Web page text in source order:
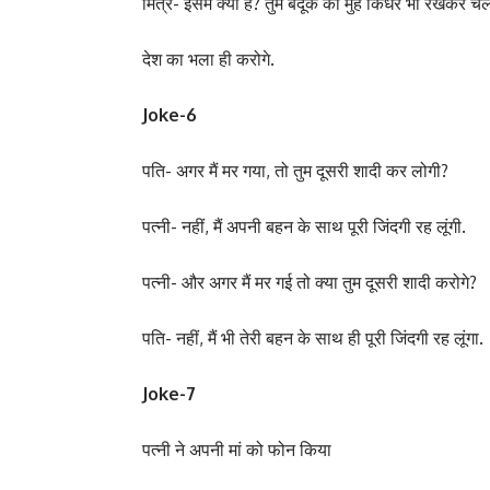
देश का भला ही करोगे.
Joke-6
पति- अगर मैं मर गया, तो तुम दूसरी शादी कर लोगी?
पत्नी- नहीं, मैं अपनी बहन के साथ पूरी जिंदगी रह लूंगी.
पत्नी- और अगर मैं मर गई तो क्या तुम दूसरी शादी करोगे?
पति- नहीं, मैं भी तेरी बहन के साथ ही पूरी जिंदगी रह लूंगा.
Joke-7
पत्नी ने अपनी मां को फोन किया